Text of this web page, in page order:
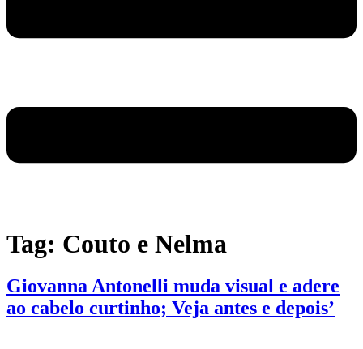
Tag: Couto e Nelma
Giovanna Antonelli muda visual e adere
ao cabelo curtinho; Veja antes e depois’